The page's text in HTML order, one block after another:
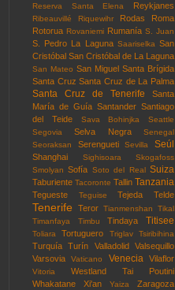
Reserva Santa Elena Reykjanes
Ribeauvillé Riquewihr Rodas
Roma
Rotorua Rovaniemi Rumanía S. Juan
S. Pedro La Laguna Saariselka San
Cristóbal San Cristóbal de La Laguna
San Mateo San Miguel Santa Brígida
Santa Cruz Santa Cruz de La Palma
Santa Cruz de Tenerife
Santa
María de Guía Santander Santiago
del Teide
Sava Bohinjka
Seattle
Segovia
Selva Negra
Senegal
Seoraksan
Serengueti Sevilla Seúl
Shanghai Sighisoara
Skogafoss
Smolyan Sofía Soto del Real Suiza
Taburiente Tacoronte Tallin Tanzania
Tegueste Teguise Tejeda Telde
Tenerife Teror Tianmenshan
Tikal
Timanfaya
Timbu Tindaya Titisee
Toliara Tortuguero Triglav Tsiribihina
Turquía Turín Valladolid
Valsequillo
Varsovia
Vaticano Venecia Vilaflor
Vitoria
Westland Tai Poutini
Whakatane
Xi'an Yaiza
Zaragoza